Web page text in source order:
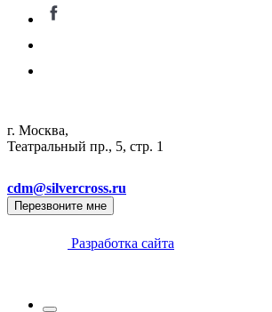
г. Москва,
Театральный пр., 5, стр. 1
cdm@silvercross.ru
Перезвоните мне
Разработка сайта